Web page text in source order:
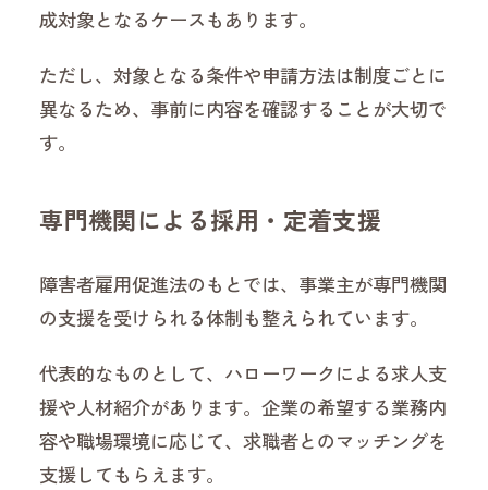
成対象となるケースもあります。
ただし、対象となる条件や申請方法は制度ごとに
異なるため、事前に内容を確認することが大切で
す。
専門機関による採用・定着支援
障害者雇用促進法のもとでは、事業主が専門機関
の支援を受けられる体制も整えられています。
代表的なものとして、ハローワークによる求人支
援や人材紹介があります。企業の希望する業務内
容や職場環境に応じて、求職者とのマッチングを
支援してもらえます。